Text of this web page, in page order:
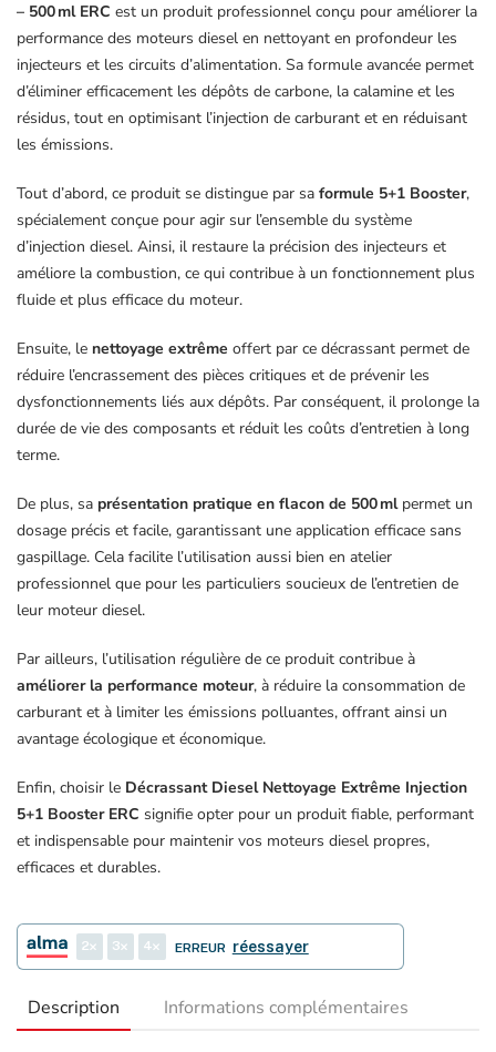
– 500 ml ERC est un produit professionnel conçu pour améliorer la
performance des moteurs diesel en nettoyant en profondeur les
injecteurs et les circuits d’alimentation. Sa formule avancée permet
d’éliminer efficacement les dépôts de carbone, la calamine et les
résidus, tout en optimisant l’injection de carburant et en réduisant
les émissions.
Tout d’abord, ce produit se distingue par sa formule 5+1 Booster,
spécialement conçue pour agir sur l’ensemble du système
d’injection diesel. Ainsi, il restaure la précision des injecteurs et
améliore la combustion, ce qui contribue à un fonctionnement plus
fluide et plus efficace du moteur.
Ensuite, le nettoyage extrême offert par ce décrassant permet de
réduire l’encrassement des pièces critiques et de prévenir les
dysfonctionnements liés aux dépôts. Par conséquent, il prolonge la
durée de vie des composants et réduit les coûts d’entretien à long
terme.
De plus, sa présentation pratique en flacon de 500 mlpermet un
dosage précis et facile, garantissant une application efficace sans
gaspillage. Cela facilite l’utilisation aussi bien en atelier
professionnel que pour les particuliers soucieux de l’entretien de
leur moteur diesel.
Par ailleurs, l’utilisation régulière de ce produit contribue à
améliorer la performance moteur, à réduire la consommation de
carburant et à limiter les émissions polluantes, offrant ainsi un
avantage écologique et économique.
Enfin, choisir le Décrassant Diesel Nettoyage Extrême Injection
5+1 Booster ERC signifie opter pour un produit fiable, performant
et indispensable pour maintenir vos moteurs diesel propres,
efficaces et durables.
2 3 4 ERREUR réessayer
Description Informations complémentaires